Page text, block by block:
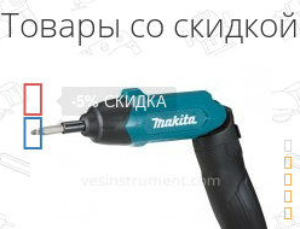
Товары со скидкой
-15%СКИДКА